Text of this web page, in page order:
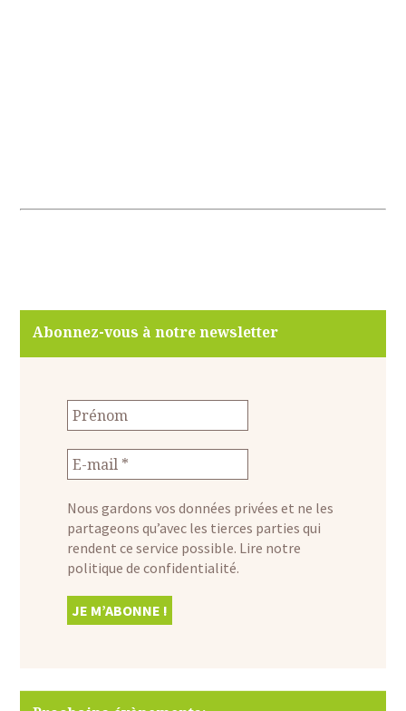
Abonnez-vous à notre newsletter
Nous gardons vos données privées et ne les
partageons qu’avec les tierces parties qui
rendent ce service possible. Lire notre
politique de confidentialité.